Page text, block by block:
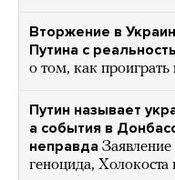
Вторжение в
Путина с
о том, как проиграть
Путин называет
а события в
неправда Заявление
геноцида,